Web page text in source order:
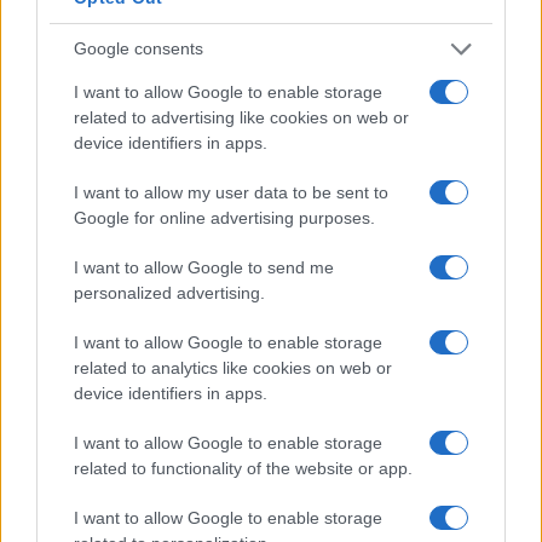
Google consents
I want to allow Google to enable storage
related to advertising like cookies on web or
device identifiers in apps.
I want to allow my user data to be sent to
Google for online advertising purposes.
I want to allow Google to send me
personalized advertising.
I want to allow Google to enable storage
related to analytics like cookies on web or
device identifiers in apps.
I want to allow Google to enable storage
related to functionality of the website or app.
I want to allow Google to enable storage
érdekes volt idén aLuisa Miller
ben a lányát játszanom.
Védelmező szeretettel vesz körül mindannyiunkat, egy élő
legenda, akitől rengeteget tanulhatunk.
Legutóbbi bemutatója a Médeia címszerepe volt:
hogyan sikerült egy ilyen nehéz karakterrel
sokat szenvedett asszony, aki mindent elveszített. Már az
opera elején sincs igazán életben: elpusztította őt mindaz,
egyszerűen egy szörnyeteg, aki megöli a saját gyermekeit.
ahogyan végzetes tette felé sodródik. Zeneileg ez az egyik